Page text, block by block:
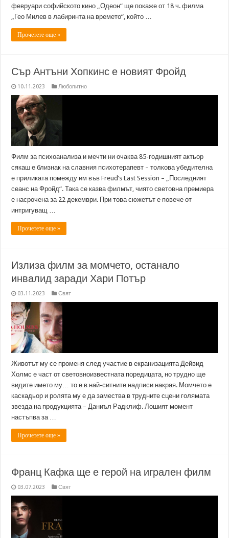
февруари софийското кино „Одеон“ ще покаже от 18 ч. филма
„Гео Милев в лабиринта на времето“, който …
Прочетете още »
Сър Антъни Хопкинс е новият Фройд
10.11.2023 Любопитно
Филм за психоанализа и мечти ни очаква 85-годишният актьор
сякаш е близнак на славния психотерапевт – толкова убедителна
е приликата помежду им във Freud’s Last Session – „Последният
сеанс на Фройд“. Така се казва филмът, чиято световна премиера
е насрочена за 22 декември. При това сюжетът е повече от
интригуващ …
Прочетете още »
Излиза филм за момчето, останало
инвалид заради Хари Потър
03.11.2023 Свят
Животът му се променя след участие в екранизацията Дейвид
Холмс е част от световноизвестната поредицата, но трудно ще
видите името му… то е в най-ситните надписи накрая. Момчето е
каскадьор и ролята му е да замества в трудните сцени голямата
звезда на продукцията – Даниъл Радклиф. Лошият момент
настъпва за …
Прочетете още »
Франц Кафка ще е герой на игрален филм
03.07.2023 Свят